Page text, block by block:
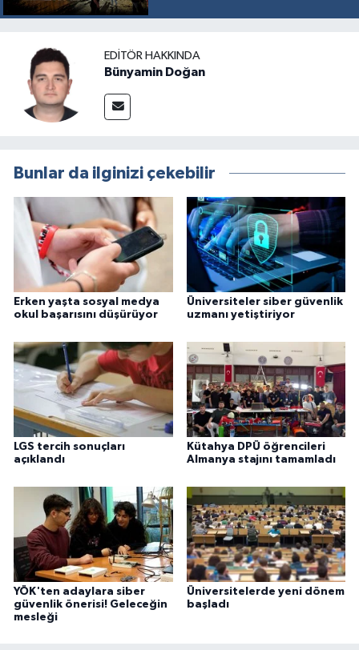
EDITÖR HAKKINDA
Bünyamin Doğan
Bunlar da ilginizi çekebilir
Erken yaşta sosyal medya
okul başarısını düşürüyor
Üniversiteler siber güvenlik
uzmanı yetiştiriyor
LGS tercih sonuçları
açıklandı
Kütahya DPÜ öğrencileri
Almanya stajını tamamladı
YÖK'ten adaylara siber
güvenlik önerisi! Geleceğin
mesleği
Üniversitelerde yeni dönem
başladı